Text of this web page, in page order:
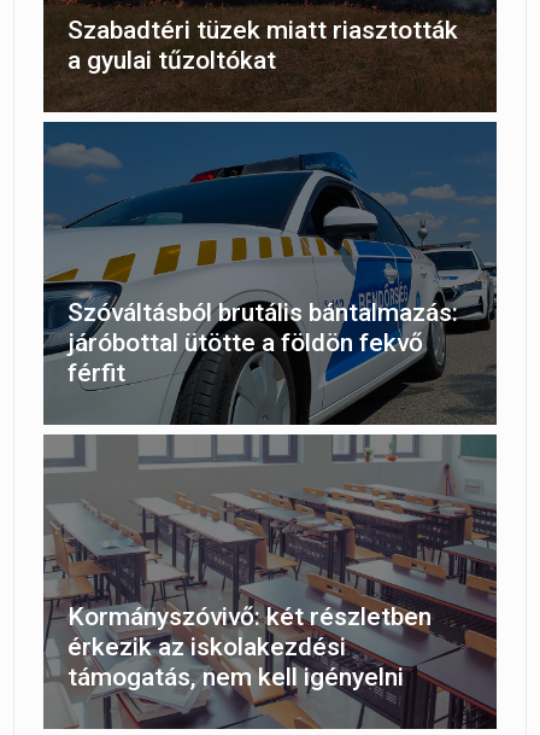
Szabadtéri tüzek miatt riasztották
a gyulai tűzoltókat
Szóváltásból brutális bántalmazás:
járóbottal ütötte a földön fekvő
férfit
Kormányszóvivő: két részletben
érkezik az iskolakezdési
támogatás, nem kell igényelni